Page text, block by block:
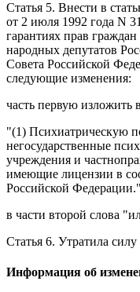
Статья 5. Внести в
от 2 июля 1992 года N
гарантиях прав
народных депутатов
Совета Российской
следующие изменения:
часть первую изложить
"(1) Психиатрическую
негосударственные
учреждения и
имеющие лицензии в
Российской
в части второй слова
Статья 6. Утратила силу
Информация об